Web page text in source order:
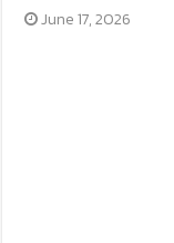
June 17, 2026